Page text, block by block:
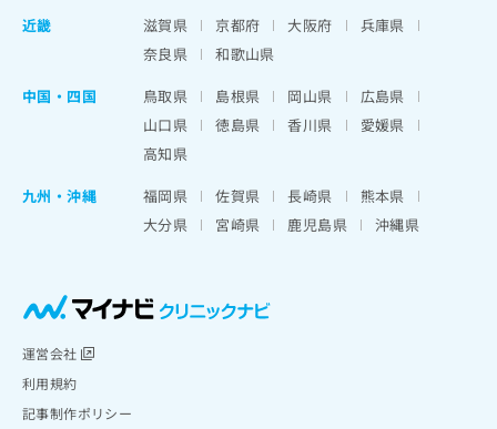
近畿
滋賀県 京都府 大阪府
兵庫県
奈良県
和歌山県
中国・四国
鳥取県 島根県 岡山県
広島県
山口県
徳島県 香川県
愛媛県
高知県
九州・沖縄
福岡県 佐賀県 長崎県
熊本県
大分県
宮崎県 鹿児島県 沖縄県
運営会社
利用規約
記事制作ポリシー